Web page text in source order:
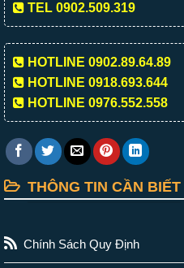
TEL 0902.509.319
HOTLINE 0902.89.64.89
HOTLINE 0918.693.644
HOTLINE 0976.552.558
THÔNG TIN CẦN BIẾT
Chính Sách Quy Định